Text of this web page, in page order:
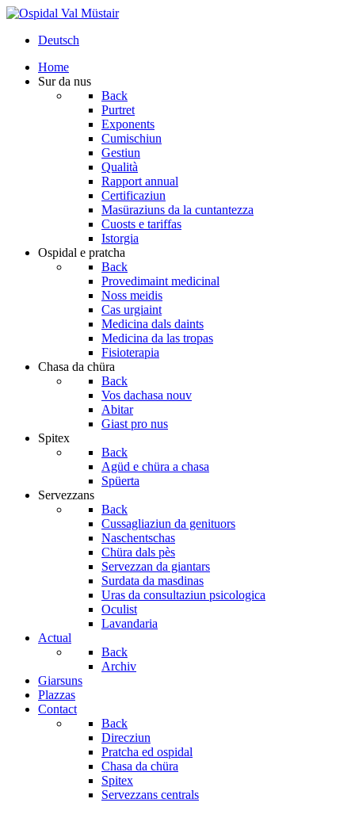
Deutsch
Home
Sur da nus
Back
Purtret
Exponents
Cumischiun
Gestiun
Qualità
Rapport annual
Certificaziun
Masüraziuns da la cuntantezza
Cuosts e tariffas
Istorgia
Ospidal e pratcha
Back
Provedimaint medicinal
Noss meidis
Cas urgiaint
Medicina dals daints
Medicina da las tropas
Fisioterapia
Chasa da chüra
Back
Vos dachasa nouv
Abitar
Giast pro nus
Spitex
Back
Agüd e chüra a chasa
Spüerta
Servezzans
Back
Cussagliaziun da genituors
Naschentschas
Chüra dals pès
Servezzan da giantars
Surdata da masdinas
Uras da consultaziun psicologica
Oculist
Lavandaria
Actual
Back
Archiv
Giarsuns
Plazzas
Contact
Back
Direcziun
Pratcha ed ospidal
Chasa da chüra
Spitex
Servezzans centrals